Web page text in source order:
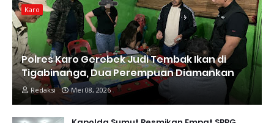
Karo
Polres Karo Gerebek Judi Tembak Ikan di
Tigabinanga, Dua Perempuan Diamankan
Redaksi Mei 08, 2026